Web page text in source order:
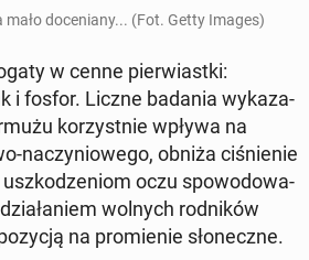
do­ce­nia­ny... (Fot. Getty Images)
w cenne pier­wiast­ki:
i fosfor. Liczne badania wy­ka­za­
ko­rzyst­nie wpływa na
na­czy­nio­we­go, obniża ci­śnie­nie
oczu spo­wo­do­wa­
wolnych rod­ni­ków
na pro­mie­nie sło­necz­ne.